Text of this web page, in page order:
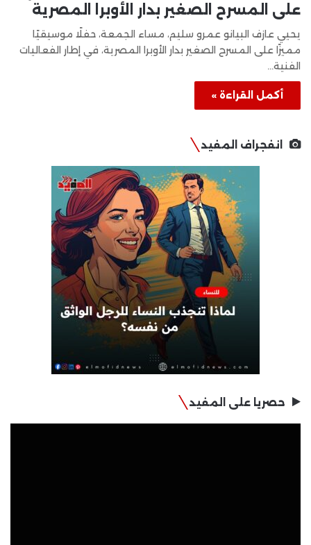
على المسرح الصغير بدار الأوبرا المصرية
يحيي عازف البيانو عمرو سليم، مساء الجمعة، حفلًا موسيقيًا
مميزًا على المسرح الصغير بدار الأوبرا المصرية، في إطار الفعاليات
الفنية…
أكمل القراءة »
انفجراف المفيد
حصريا على المفيد